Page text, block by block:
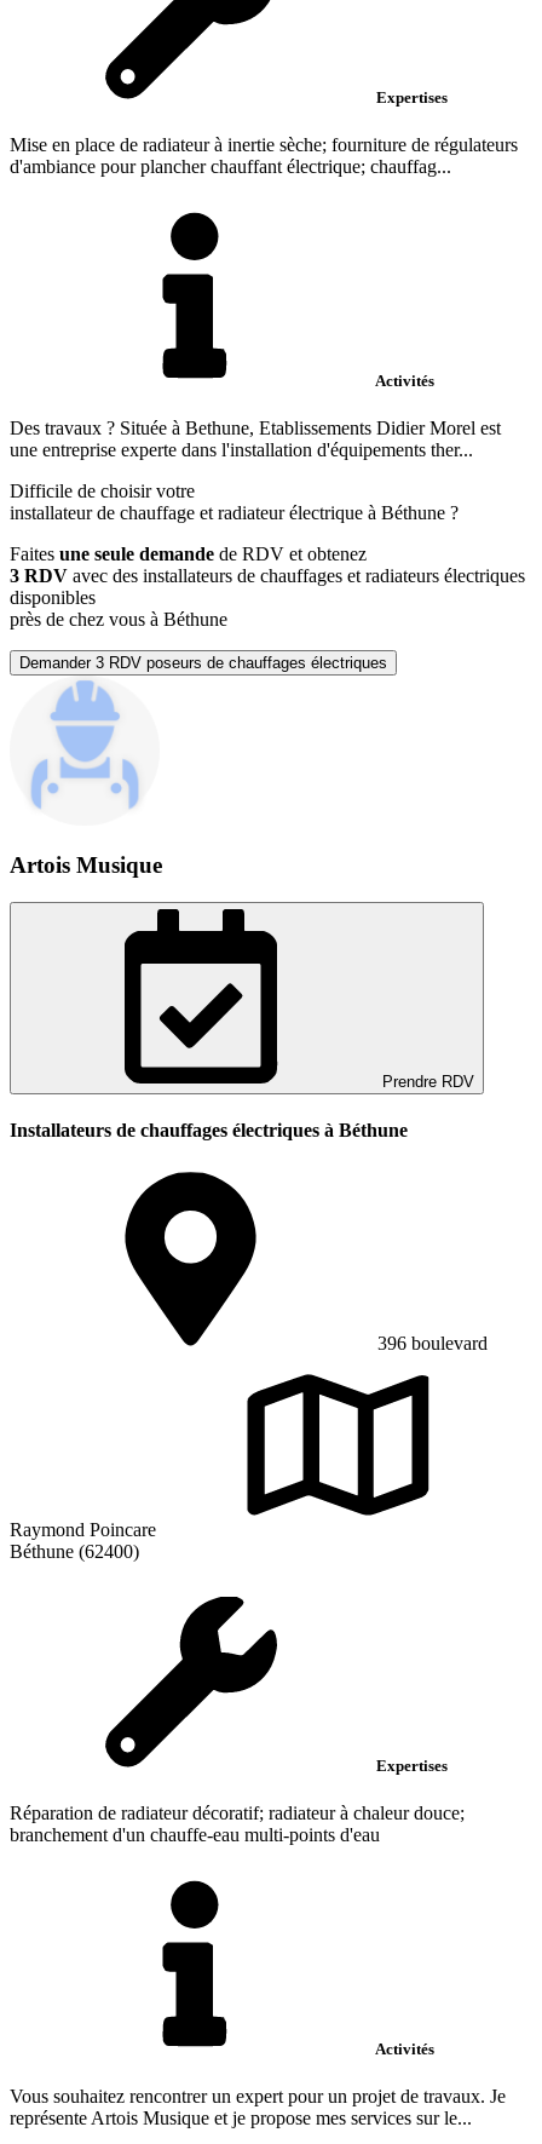
Expertises
Mise en place de radiateur à inertie sèche; fourniture de régulateurs
d'ambiance pour plancher chauffant électrique; chauffag...
Activités
Des travaux ? Située à Bethune, Etablissements Didier Morel est
une entreprise experte dans l'installation d'équipements ther...
Difficile de choisir votre
installateur de chauffage et radiateur électrique à Béthune ?
Faites une seule demande de RDV et obtenez
3 RDV avec des installateurs de chauffages et radiateurs électriques
disponibles
près de chez vous à Béthune
Demander 3 RDV poseurs de chauffages électriques
Artois Musique
Prendre RDV
Installateurs de chauffages électriques à Béthune
396 boulevard
Raymond Poincare
Béthune (62400)
Expertises
Réparation de radiateur décoratif; radiateur à chaleur douce;
branchement d'un chauffe-eau multi-points d'eau
Activités
Vous souhaitez rencontrer un expert pour un projet de travaux. Je
représente Artois Musique et je propose mes services sur le...